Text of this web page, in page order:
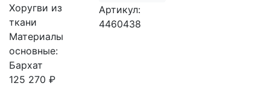
Хоругви из
ткани
Материалы
основные:
Бархат
125 270 ₽
Артикул:
4460438